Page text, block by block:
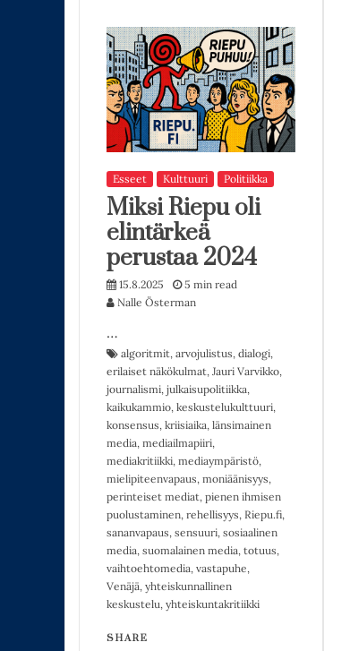
Esseet Kulttuuri Politiikka
Miksi Riepu oli
elintärkeä
perustaa 2024
15.8.2025
5 min read
Nalle Österman
…
algoritmit, arvojulistus, dialogi,
erilaiset näkökulmat, Jauri Varvikko,
journalismi, julkaisupolitiikka,
kaikukammio, keskustelukulttuuri,
konsensus, kriisiaika, länsimainen
media, mediailmapiiri,
mediakritiikki, mediaympäristö,
mielipiteenvapaus, moniäänisyys,
perinteiset mediat, pienen ihmisen
puolustaminen, rehellisyys, Riepu.fi,
sananvapaus, sensuuri, sosiaalinen
media, suomalainen media, totuus,
vaihtoehtomedia, vastapuhe,
Venäjä, yhteiskunnallinen
keskustelu, yhteiskuntakritiikki
SHARE